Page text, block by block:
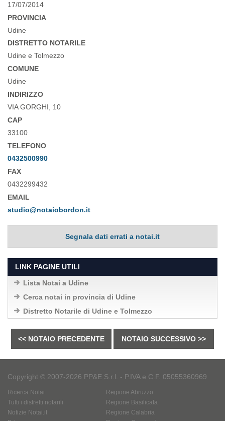
17/07/2014
PROVINCIA
Udine
DISTRETTO NOTARILE
Udine e Tolmezzo
COMUNE
Udine
INDIRIZZO
VIA GORGHI, 10
CAP
33100
TELEFONO
0432500990
FAX
0432299432
EMAIL
studio@notaiobordon.it
Segnala dati errati a notai.it
LINK PAGINE UTILI
Lista Notai a Udine
Cerca notai in provincia di Udine
Distretto Notarile di Udine e Tolmezzo
<< NOTAIO PRECEDENTE NOTAIO SUCCESSIVO >>
Copyright © 2007-2026 PP&E S.r.l. - P.IVA e C.F. 05055360969
Ricerca Notai
Tutti i distretti notarili
Notizie Notai.it
Regione Abruzzo
Regione Basilicata
Regione Calabria